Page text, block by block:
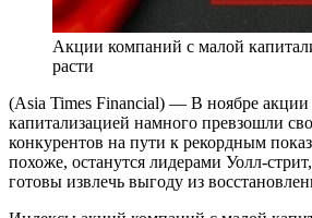
Акции компаний с малой
расти
(Asia Times Financial) — В ноябре
капитализацией намного превзошли
конкурентов на пути к рекордным
похоже, останутся лидерами Уолл-
готовы извлечь выгоду из